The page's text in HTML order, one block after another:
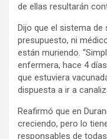
de ellas resultarán
Dijo que el sistema de
presupuesto, ni
están muriendo.
enfermera, hace 4
que estuviera
dispuesta a ir a
Reafirmó que en
creciendo, pero lo
responsables de